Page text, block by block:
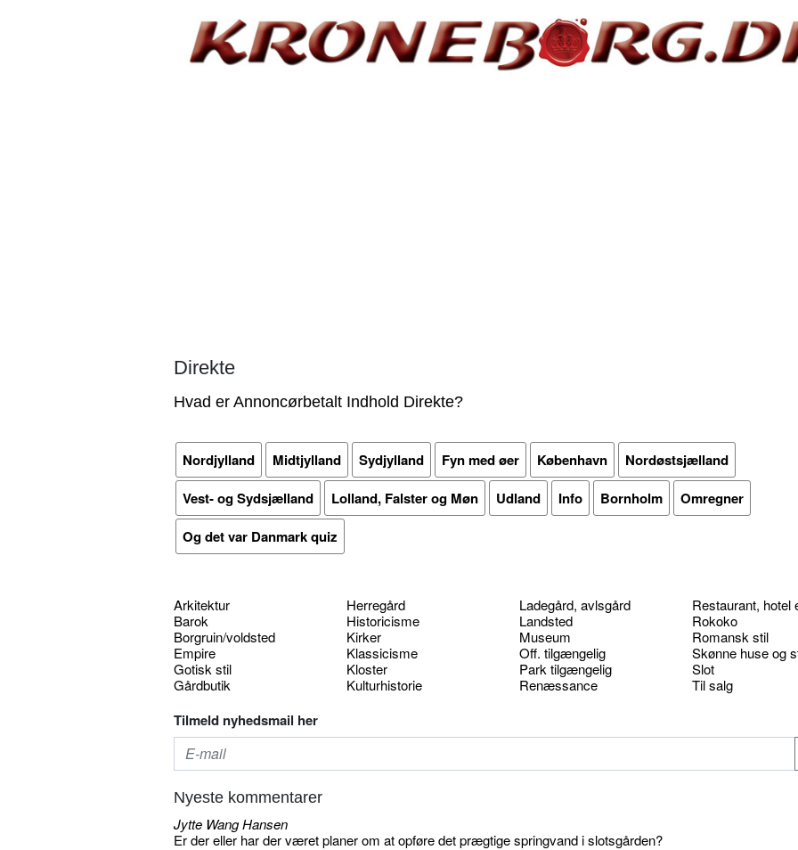
Direkte
Hvad er Annoncørbetalt Indhold Direkte?
Nordjylland Midtjylland Sydjylland Fyn med øer København
Nordøstsjælland
Vest- og Sydsjælland
Lolland, Falster og Møn Udland Info Bornholm
Omregner
Og det var Danmark quiz
Arkitektur
Barok
Borgruin/voldsted
Empire
Gotisk stil
Gårdbutik
Herregård
Historicisme
Kirker
Klassicisme
Kloster
Kulturhistorie
Ladegård, avlsgård
Landsted
Museum
Off. tilgængelig
Park tilgængelig
Renæssance
Restaurant, hotel
Rokoko
Romansk stil
Skønne huse og
Slot
Til salg
Tilmeld nyhedsmail her
Nyeste kommentarer
Jytte Wang Hansen
Er der eller har der været planer om at opføre det prægtige springvand i slotsgården?